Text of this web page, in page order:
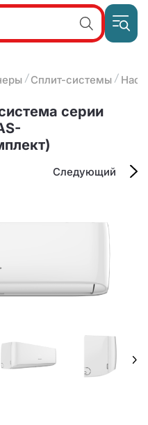
8
25-
Сплит-системы
серии
Следующий